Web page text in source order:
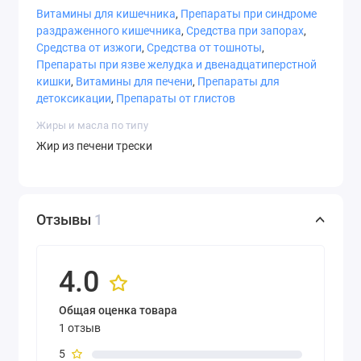
Состав
Serving Size: 1 Softgel
Количество
на порцию
% от
суточной
Vitamin A (from Retinyl
Vitamin D3 (from
Cholecalciferol and Cod
Liver Oil)
Cod Liver Oil
Витамины для кишечника, Препараты при синдроме
раздраженного кишечника, Средства при запорах,
Средства от изжоги, Средства от тошноты,
Препараты при язве желудка и двенадцатиперстной
кишки, Витамины для печени, Препараты для
детоксикации, Препараты от глистов
Жиры и масла по типу
Жир из печени трески
Отзывы 1
4.0
Общая оценка товара
1 отзыв
5